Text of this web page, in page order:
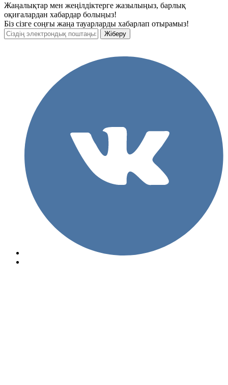
Жаңалықтар мен жеңілдіктерге жазылыңыз, барлық
оқиғалардан хабардар болыңыз!
Біз сізге соңғы жаңа тауарларды хабарлап отырамыз!